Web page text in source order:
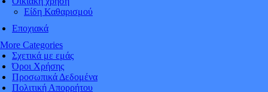
Είδη Καθαρισμού
Εποχιακά
More Categories
Σχετικά με εμάς
Όροι Χρήσης
Προσωπικά Δεδομένα
Πολιτική Απορρήτου